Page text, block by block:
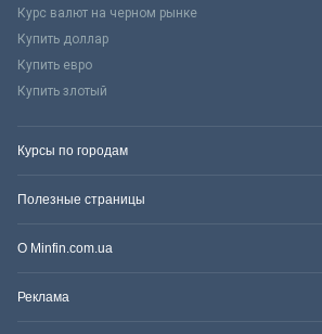
Курс валют на черном рынке
Купить доллар
Купить евро
Купить злотый
Курсы по городам
Полезные страницы
О Minfin.com.ua
Реклама